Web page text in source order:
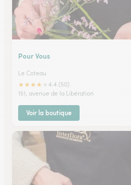
Pour Vous
Le Coteau
★★★★
4.4 (50)
151, avenue de la Libération
Voir la boutique